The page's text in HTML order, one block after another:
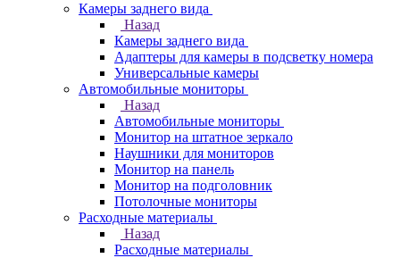
Камеры заднего вида
Назад
Камеры заднего вида
Адаптеры для камеры в подсветку номера
Универсальные камеры
Автомобильные мониторы
Назад
Автомобильные мониторы
Монитор на штатное зеркало
Наушники для мониторов
Монитор на панель
Монитор на подголовник
Потолочные мониторы
Расходные материалы
Назад
Расходные материалы